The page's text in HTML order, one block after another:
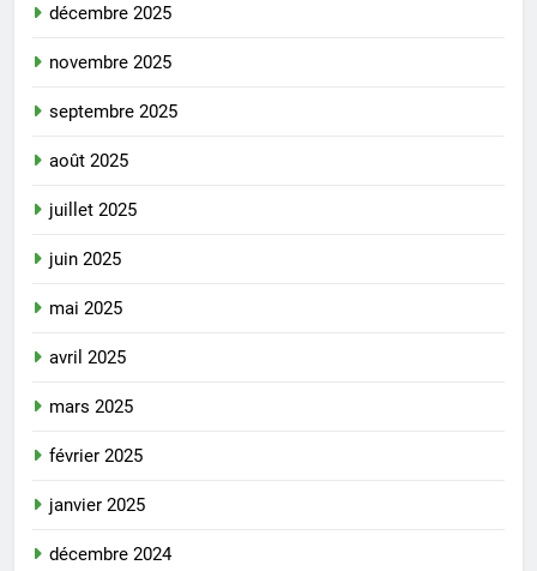
décembre 2025
novembre 2025
septembre 2025
août 2025
juillet 2025
juin 2025
mai 2025
avril 2025
mars 2025
février 2025
janvier 2025
décembre 2024